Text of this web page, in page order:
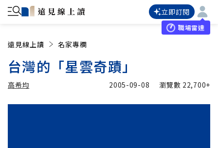
立即訂閱
職場雷達
遠見線上讀 名家專欄
台灣的「星雲奇蹟」
高希均 2005-09-08 瀏覽數 22,700+